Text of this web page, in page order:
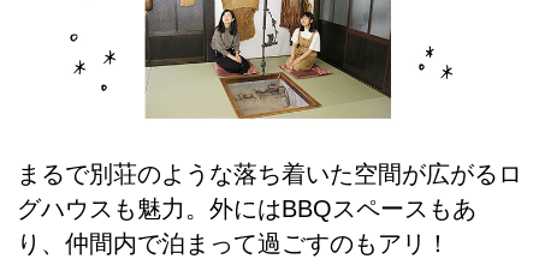
まるで別荘のような落ち着いた空間が広がるロ
グハウスも魅力。外にはBBQスペースもあ
り、仲間内で泊まって過ごすのもアリ！